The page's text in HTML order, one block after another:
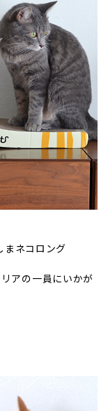
まネコロング
アの一員にいかが